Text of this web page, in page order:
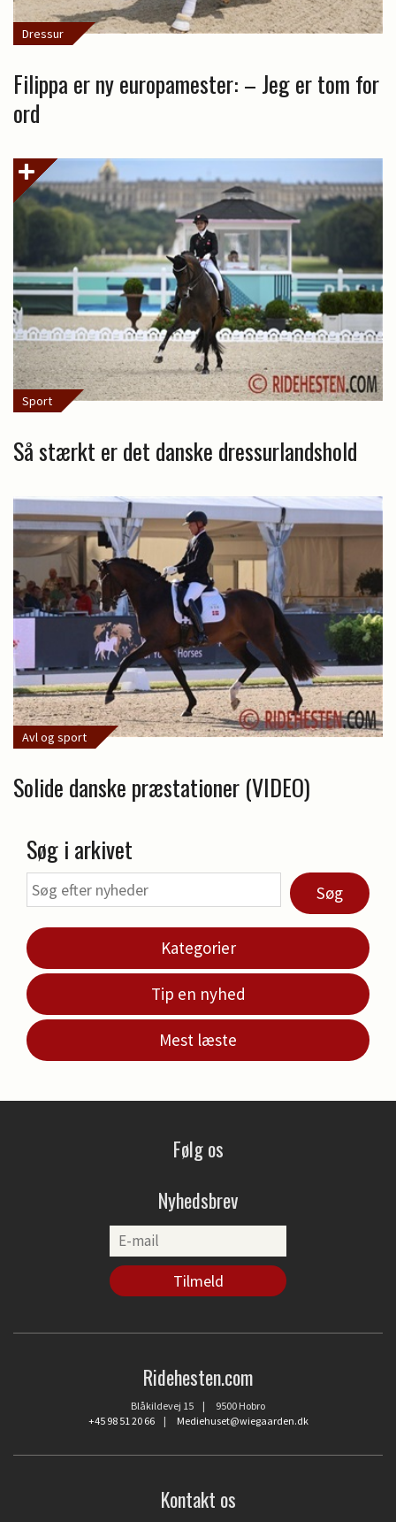
Dressur
Filippa er ny europamester: – Jeg er tom for
ord
Sport
Så stærkt er det danske dressurlandshold
Avl og sport
Solide danske præstationer (VIDEO)
Søg i arkivet
Søg
Kategorier
Tip en nyhed
Mest læste
Følg os
Nyhedsbrev
Ridehesten.com
Blåkildevej 15 | 9500 Hobro
+45 98 51 20 66| Mediehuset@wiegaarden.dk
Kontakt os